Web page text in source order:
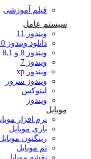
فیلم آموزشی
سیستم عامل
ویندوز 11
دانلود ویندوز 10
ویندوز 8 و 8.1
ویندوز 7
ویندوز xp
ویندوز سرور
لینوکس
ویندوز
موبایل
نرم افزار
بازی موبایل
رینگتون
تم موبایل
نقشه موبایل